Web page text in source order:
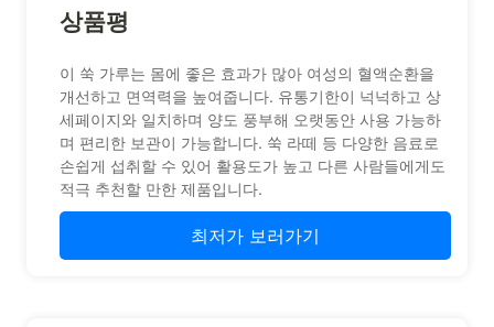
상품평
이 쑥 가루는 몸에 좋은 효과가 많아 여성의 혈액순환을
개선하고 면역력을 높여줍니다. 유통기한이 넉넉하고 상
세페이지와 일치하며 양도 풍부해 오랫동안 사용 가능하
며 편리한 보관이 가능합니다. 쑥 라떼 등 다양한 음료로
손쉽게 섭취할 수 있어 활용도가 높고 다른 사람들에게도
적극 추천할 만한 제품입니다.
최저가 보러가기